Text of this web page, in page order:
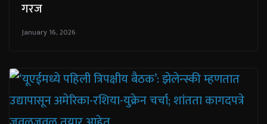
गरज
January 16, 2026